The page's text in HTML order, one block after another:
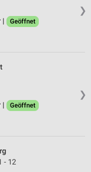
❯
|
Geöffnet
❯
|
Geöffnet
- 12